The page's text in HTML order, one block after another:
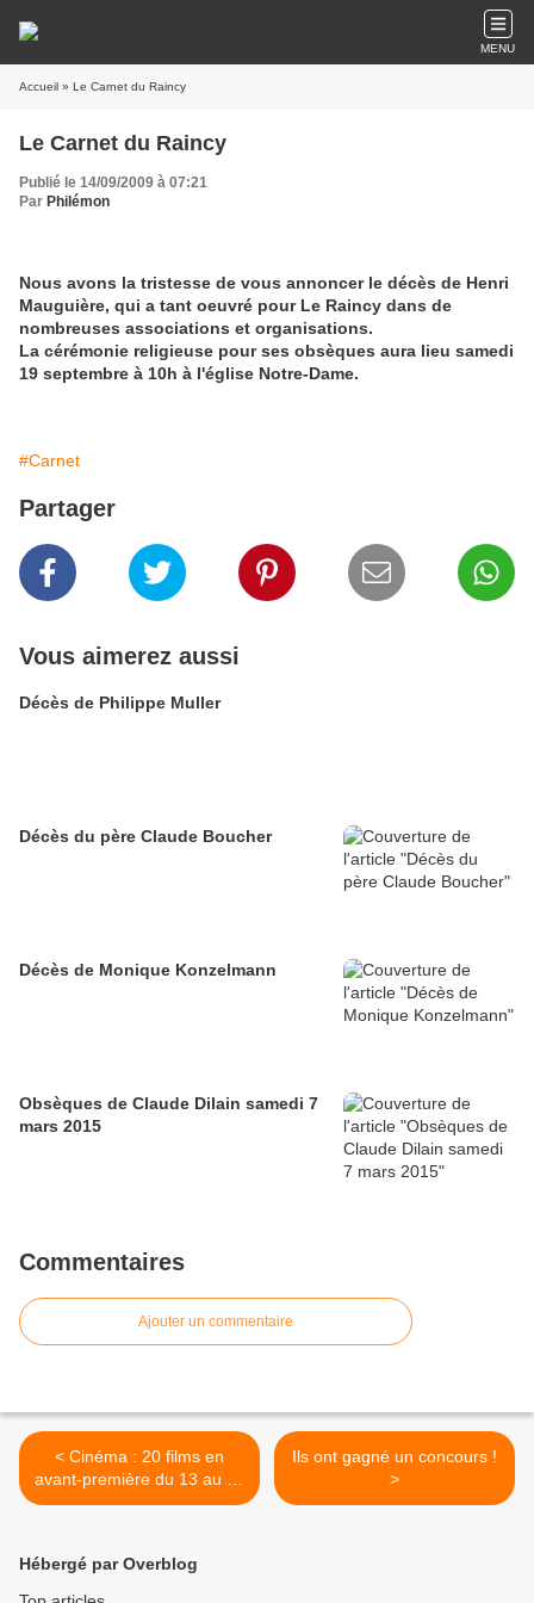
MENU
Accueil » Le Carnet du Raincy
Le Carnet du Raincy
Publié le 14/09/2009 à 07:21
Par Philémon
Nous avons la tristesse de vous annoncer le décès de Henri
Mauguière, qui a tant oeuvré pour Le Raincy dans de
nombreuses associations et organisations.
La cérémonie religieuse pour ses obsèques aura lieu samedi
19 septembre à 10h à l'église Notre-Dame.
#Carnet
Partager
Vous aimerez aussi
Décès de Philippe Muller
Décès du père Claude Boucher
Décès de Monique Konzelmann
Obsèques de Claude Dilain samedi 7
mars 2015
Commentaires
Ajouter un commentaire
< Cinéma : 20 films en
avant-première du 13 au 20
septembre!
Ils ont gagné un concours !
>
Hébergé par Overblog